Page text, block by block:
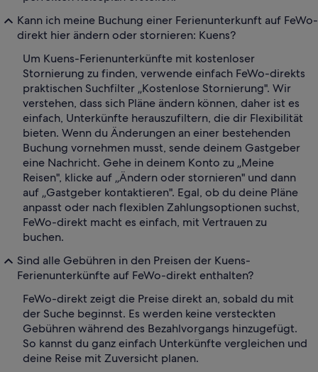
Kann ich meine Buchung einer Ferienunterkunft auf FeWo-
direkt hier ändern oder stornieren: Kuens?
Um Kuens-Ferienunterkünfte mit kostenloser
Stornierung zu finden, verwende einfach FeWo-direkts
praktischen Suchfilter „Kostenlose Stornierung". Wir
verstehen, dass sich Pläne ändern können, daher ist es
einfach, Unterkünfte herauszufiltern, die dir Flexibilität
bieten. Wenn du Änderungen an einer bestehenden
Buchung vornehmen musst, sende deinem Gastgeber
eine Nachricht. Gehe in deinem Konto zu „Meine
Reisen", klicke auf „Ändern oder stornieren" und dann
auf „Gastgeber kontaktieren". Egal, ob du deine Pläne
anpasst oder nach flexiblen Zahlungsoptionen suchst,
FeWo-direkt macht es einfach, mit Vertrauen zu
buchen.
Sind alle Gebühren in den Preisen der Kuens-
Ferienunterkünfte auf FeWo-direkt enthalten?
FeWo-direkt zeigt die Preise direkt an, sobald du mit
der Suche beginnst. Es werden keine versteckten
Gebühren während des Bezahlvorgangs hinzugefügt.
So kannst du ganz einfach Unterkünfte vergleichen und
deine Reise mit Zuversicht planen.